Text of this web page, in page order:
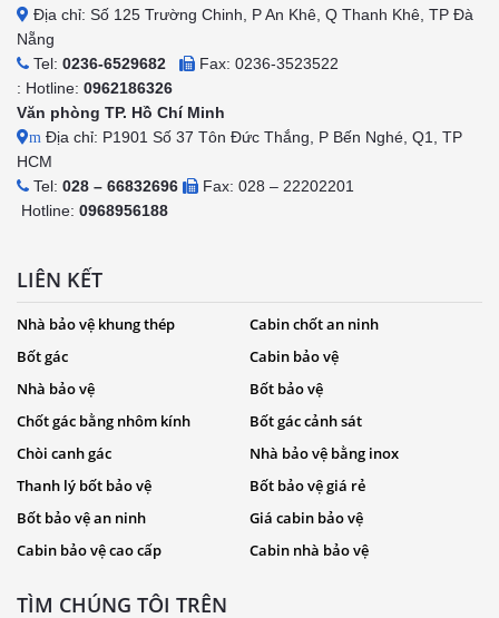
Địa chỉ: Số 125 Trường Chinh, P An Khê, Q Thanh Khê, TP Đà
Nẵng
Tel: 0236-6529682
Fax: 0236-3523522
: Hotline: 0962186326
Văn phòng TP. Hồ Chí Minh
m Địa chỉ: P1901 Số 37 Tôn Đức Thắng, P Bến Nghé, Q1, TP
HCM
Tel: 028 – 66832696
Fax: 028 – 22202201
Hotline: 0968956188
LIÊN KẾT
Nhà bảo vệ khung thép
Cabin chốt an ninh
Bốt gác
Cabin bảo vệ
Nhà bảo vệ
Bốt bảo vệ
Chốt gác bằng nhôm kính
Bốt gác cảnh sát
Chòi canh gác
Nhà bảo vệ bằng inox
Thanh lý bốt bảo vệ
Bốt bảo vệ giá rẻ
Bốt bảo vệ an ninh
Giá cabin bảo vệ
Cabin bảo vệ cao cấp
Cabin nhà bảo vệ
TÌM CHÚNG TÔI TRÊN